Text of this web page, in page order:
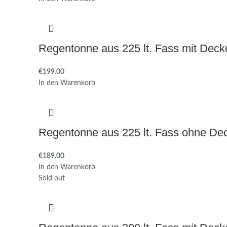
Regentonne aus 225 lt. Fass mit
€
In den Warenkorb
Regentonne aus 225 lt. Fass ohne
€
In den Warenkorb
Sold out